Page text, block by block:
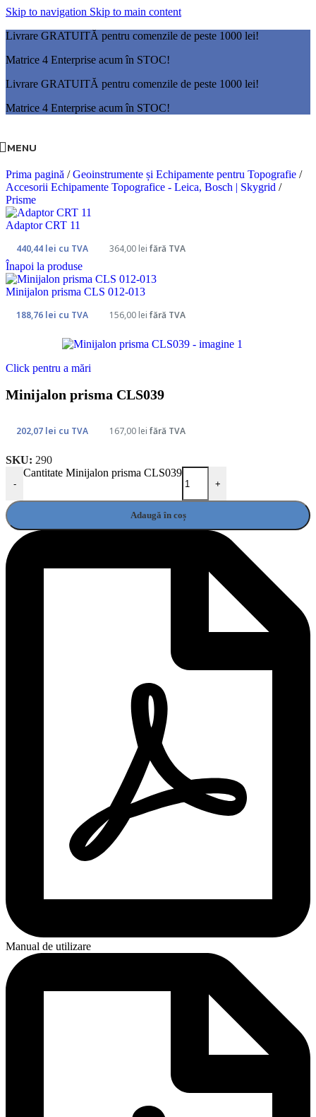
Skip to navigation Skip to main content
Livrare GRATUITĂ pentru comenzile de peste 1000 lei!
Matrice 4 Enterprise acum în STOC!
Livrare GRATUITĂ pentru comenzile de peste 1000 lei!
Matrice 4 Enterprise acum în STOC!
MENU
Prima pagină / Geoinstrumente și Echipamente pentru Topografie /
Accesorii Echipamente Topografice - Leica, Bosch | Skygrid /
Prisme
Adaptor CRT 11
364,00 lei fără TVA
440,44 lei cu TVA
Înapoi la produse
Minijalon prisma CLS 012-013
156,00 lei fără TVA
188,76 lei cu TVA
Click pentru a mări
Minijalon prisma CLS039
167,00 lei fără TVA
202,07 lei cu TVA
SKU: 290
-
Cantitate Minijalon prisma CLS039
+
Adaugă în coș
Manual de utilizare